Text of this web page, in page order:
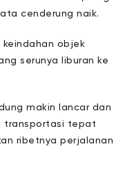
cenderung naik.
objek
serunya liburan ke
makin lancar dan
transportasi tepat
ribetnya perjalanan